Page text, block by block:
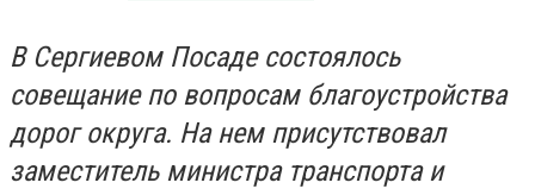
В Сергиевом Посаде состоялось
совещание по вопросам благоустройства
дорог округа. На нем присутствовал
заместитель министра транспорта и